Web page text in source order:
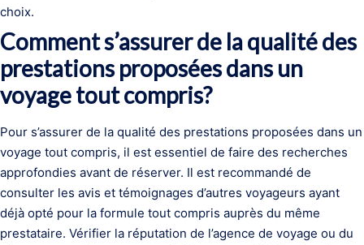
choix.
Comment s’assurer de la qualité des
prestations proposées dans un
voyage tout compris?
Pour s’assurer de la qualité des prestations proposées dans un
voyage tout compris, il est essentiel de faire des recherches
approfondies avant de réserver. Il est recommandé de
consulter les avis et témoignages d’autres voyageurs ayant
déjà opté pour la formule tout compris auprès du même
prestataire. Vérifier la réputation de l’agence de voyage ou du